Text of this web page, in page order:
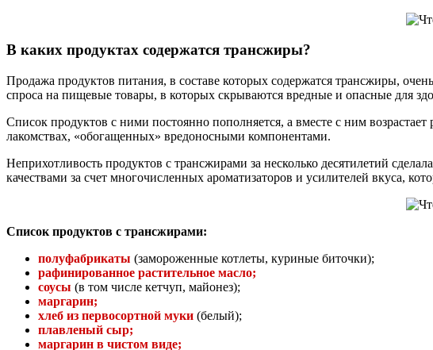
В каких продуктах содержатся трансжиры?
Продажа продуктов питания, в составе которых содержатся трансжиры,
спроса на пищевые товары, в которых скрываются вредные и опасные для
Список продуктов с ними постоянно пополняется, а вместе с ним
лакомствах, «обогащенных» вредоносными компонентами.
Неприхотливость продуктов с трансжирами за несколько десятилетий
качествами за счет многочисленных ароматизаторов и усилителей вкуса,
Список продуктов с трансжирами:
полуфабрикаты (замороженные котлеты, куриные биточки);
рафинированное растительное масло;
соусы (в том числе кетчуп, майонез);
маргарин;
хлеб из первосортной муки (белый);
плавленый сыр;
маргарин в чистом виде;